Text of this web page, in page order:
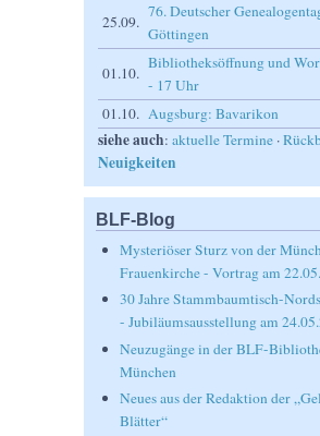
25.09.
76. Deutscher
Göttingen
01.10.
Bibliotheksöffnung und
- 17 Uhr
01.10. Augsburg: Bavarikon
siehe auch:aktuelle Termine ·
Neuigkeiten
BLF-Blog
Mysteriöser Sturz von der
Frauenkirche - Vortrag am
30 Jahre Stammbaumtisch-
- Jubiläumsausstellung am
Neuzugänge in der BLF-
München
Neues aus der Redaktion der
Blätter“